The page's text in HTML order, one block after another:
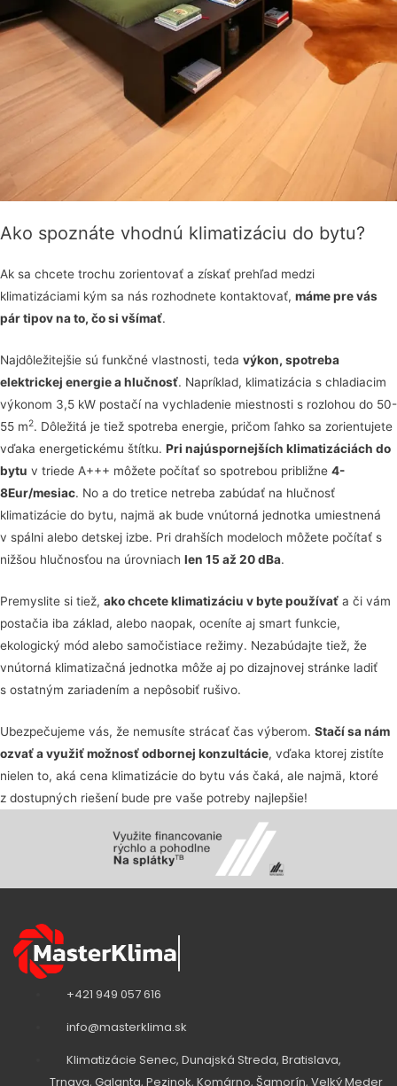
Ako spoznáte vhodnú klimatizáciu do bytu?
Ak sa chcete trochu zorientovať a získať prehľad medzi
klimatizáciami kým sa nás rozhodnete kontaktovať, máme pre vás
pár tipov na to, čo si všímať.
Najdôležitejšie sú funkčné vlastnosti, teda výkon, spotreba
elektrickej energie a hlučnosť. Napríklad, klimatizácia s chladiacim
výkonom 3,5 kW postačí na vychladenie miestnosti s rozlohou do 50-
55 m2. Dôležitá je tiež spotreba energie, pričom ľahko sa zorientujete
vďaka energetickému štítku. Pri najúspornejších klimatizáciách do
bytu v triede A+++ môžete počítať so spotrebou približne 4-
8Eur/mesiac. No a do tretice netreba zabúdať na hlučnosť
klimatizácie do bytu, najmä ak bude vnútorná jednotka umiestnená
v spálni alebo detskej izbe. Pri drahších modeloch môžete počítať s
nižšou hlučnosťou na úrovniach len 15 až 20 dBa.
Premyslite si tiež, ako chcete klimatizáciu v byte používať a či vám
postačia iba základ, alebo naopak, oceníte aj smart funkcie,
ekologický mód alebo samočistiace režimy. Nezabúdajte tiež, že
vnútorná klimatizačná jednotka môže aj po dizajnovej stránke ladiť
s ostatným zariadením a nepôsobiť rušivo.
Ubezpečujeme vás, že nemusíte strácať čas výberom. Stačí sa nám
ozvať a využiť možnosť odbornej konzultácie, vďaka ktorej zistíte
nielen to, aká cena klimatizácie do bytu vás čaká, ale najmä, ktoré
z dostupných riešení bude pre vaše potreby najlepšie!
+421 949 057 616
info@masterklima.sk
Klimatizácie Senec, Dunajská Streda, Bratislava,
Trnava, Galanta, Pezinok, Komárno, Šamorín, Velký Meder